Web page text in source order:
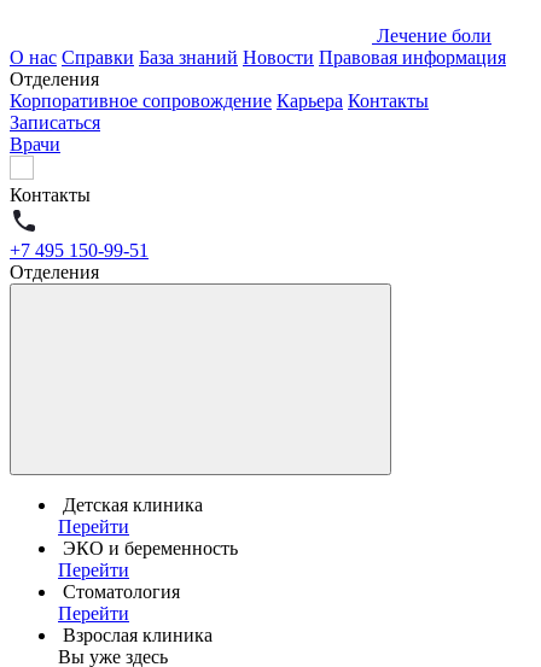
Лечение боли
О нас Справки База знаний Новости Правовая информация
Отделения
Корпоративное сопровождение Карьера Контакты
Записаться
Врачи
Контакты
+7 495 150-99-51
Отделения
Детская клиника
Перейти
ЭКО и беременность
Перейти
Стоматология
Перейти
Взрослая клиника
Вы уже здесь